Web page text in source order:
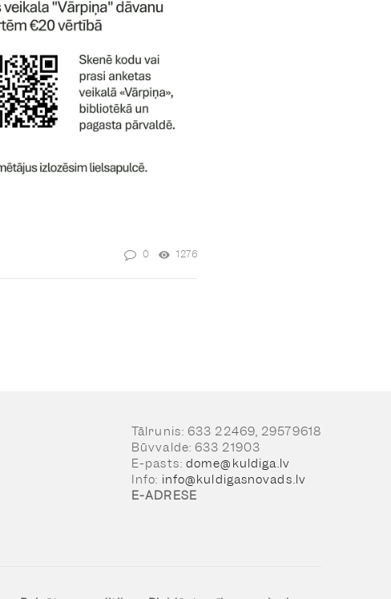
0 1276
Tālrunis: 633 22469, 29579618
Būvvalde: 633 21903
E-pasts: dome@kuldiga.lv
Info: info@kuldigasnovads.lv
E-ADRESE